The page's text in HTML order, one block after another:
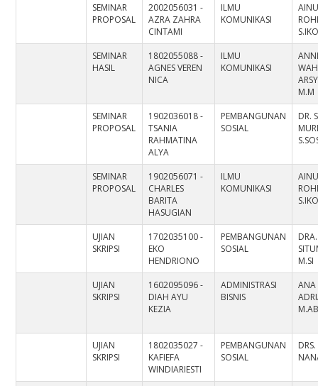
SEMINAR
PROPOSAL
2002056031 -
AZRA ZAHRA
CINTAMI
ILMU
KOMUNIKASI
SEMINAR
HASIL
1802055088 -
AGNES VEREN
NICA
ILMU
KOMUNIKASI
M.M
SEMINAR
PROPOSAL
1902036018 -
TSANIA
RAHMATINA
ALYA
PEMBANGUNAN
SOSIAL
DR.
SEMINAR
PROPOSAL
1902056071 -
CHARLES
BARITA
HASUGIAN
ILMU
KOMUNIKASI
UJIAN
SKRIPSI
1702035100 -
EKO
HENDRIONO
PEMBANGUNAN
SOSIAL
M.SI
UJIAN
SKRIPSI
1602095096 -
DIAH AYU
KEZIA
ADMINISTRASI
BISNIS
UJIAN
SKRIPSI
1802035027 -
KAFIEFA
WINDIARIESTI
PEMBANGUNAN
SOSIAL